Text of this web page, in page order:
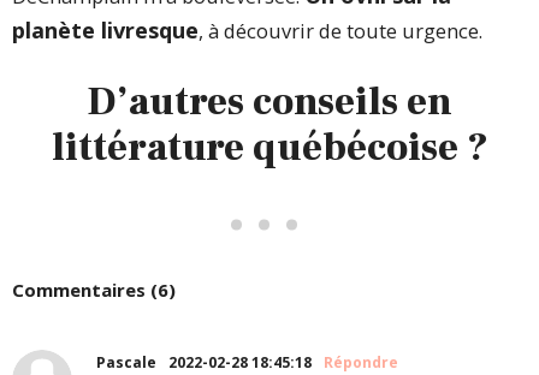
planète livresque, à découvrir de toute urgence.
D’autres conseils en
littérature québécoise ?
Commentaires (6)
Pascale 2022-02-28 18:45:18 Répondre